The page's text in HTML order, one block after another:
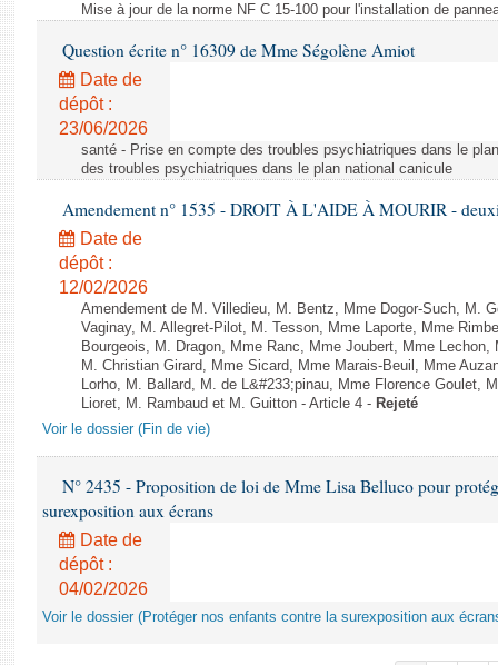
Mise à jour de la norme NF C 15-100 pour l'installation de
Question écrite n° 16309 de Mme Ségolène Amiot
Date de
dépôt :
23/06/2026
santé - Prise en compte des troubles psychiatriques dans le
des troubles psychiatriques dans le plan national canicule
Amendement n° 1535 - DROIT À L'AIDE À MOURIR -
Date de
dépôt :
12/02/2026
Amendement de M. Villedieu, M. Bentz, Mme Dogor-Such, M.
Vaginay, M. Allegret-Pilot, M. Tesson, Mme Laporte, Mme
Bourgeois, M. Dragon, Mme Ranc, Mme Joubert, Mme
M. Christian Girard, Mme Sicard, Mme Marais-Beuil, Mme
Lorho, M. Ballard, M. de L&#233;pinau, Mme Florence Goulet,
Lioret, M. Rambaud et M. Guitton - Article 4 - Rejeté
Voir le dossier (Fin de vie)
N° 2435 - Proposition de loi de Mme Lisa Belluco pour
surexposition aux écrans
Date de
dépôt :
04/02/2026
Voir le dossier (Protéger nos enfants contre la surexposition aux